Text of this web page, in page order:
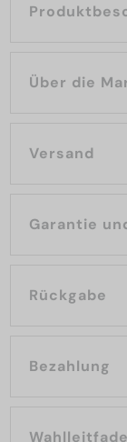
Versand
Garantie
Rückgabe
Bezahlung